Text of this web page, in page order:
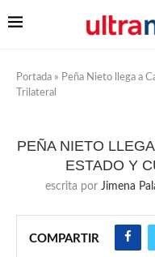
Portada » Peña Nieto llega a
Trilateral
PEÑA NIETO
ESTADO Y
escrita por Jimena
COMPARTIR